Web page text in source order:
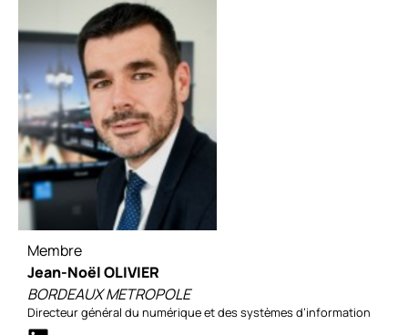
Membre
Jean-Noël OLIVIER
BORDEAUX METROPOLE
Directeur général du numérique et des systèmes d’information